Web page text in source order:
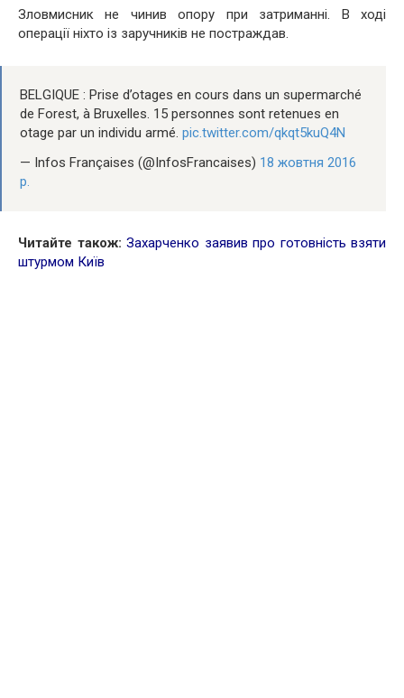
Зловмисник не чинив опору при затриманні. В ході
операції ніхто із заручників не постраждав.
BELGIQUE : Prise d’otages en cours dans un supermarché
de Forest, à Bruxelles. 15 personnes sont retenues en
otage par un individu armé. pic.twitter.com/qkqt5kuQ4N
— Infos Françaises (@InfosFrancaises) 18 жовтня 2016
р.
Читайте також: Захарченко заявив про готовність взяти
штурмом Київ